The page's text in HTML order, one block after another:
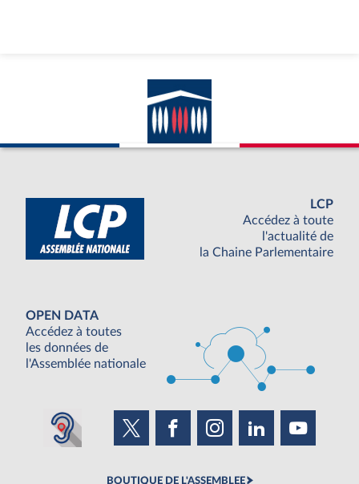
LCP
Accédez à toute
l'actualité de
la Chaine Parlementaire
OPEN DATA
Accédez à toutes
les données de
l'Assemblée nationale
BOUTIQUE DE L'ASSEMBLEE